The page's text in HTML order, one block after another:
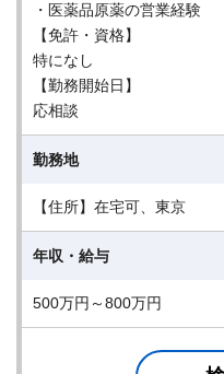
・医薬品原薬の営業経験
【免許・資格】
特になし
【勤務開始日】
応相談
勤務地
【住所】在宅可、東京
年収・給与
500万円～800万円